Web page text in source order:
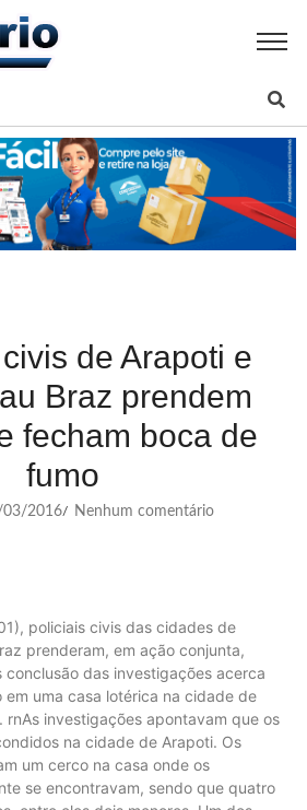
de Arapoti e
Braz prendem
fecham boca de
fumo
2016/ Nenhum comentário
policiais civis das cidades de
prenderam, em ação conjunta,
das investigações acerca
em uma casa lotérica na cidade de
rnAs investigações apontavam que os
na cidade de Arapoti. Os
um cerco na casa onde os
se encontravam, sendo que quatro